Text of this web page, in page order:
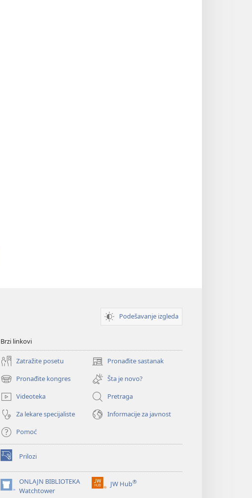
Podešavanje izgleda
Brzi linkovi
Zatražite posetu Pronađite sastanak
(otvara
novi
prozor)
Pronađite kongres
(otvara
novi
prozor)
Šta je novo?
Videoteka
Pretraga
Za lekare specijaliste
Informacije za javnost
Pomoć
Prilozi
(otvara
novi
prozor)ONLAJN BIBLIOTEKA
Watchtower
(otvara
JW Hub®
(otvara